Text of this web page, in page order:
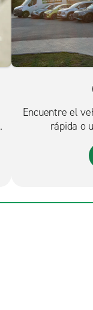
Encuentre el
rápida o